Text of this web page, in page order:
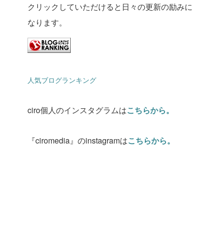
クリックしていただけると日々の更新の励みに
なります。
人気ブログランキング
ciro個人のインスタグラムはこちらから。
『ciromedia』のinstagramはこちらから。